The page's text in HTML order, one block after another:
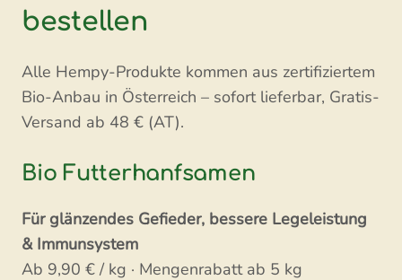
bestellen
Alle Hempy-Produkte kommen aus zertifiziertem
Bio-Anbau in Österreich – sofort lieferbar, Gratis-
Versand ab 48 € (AT).
Bio Futterhanfsamen
Für glänzendes Gefieder, bessere Legeleistung
& Immunsystem
Ab 9,90 € / kg · Mengenrabatt ab 5 kg